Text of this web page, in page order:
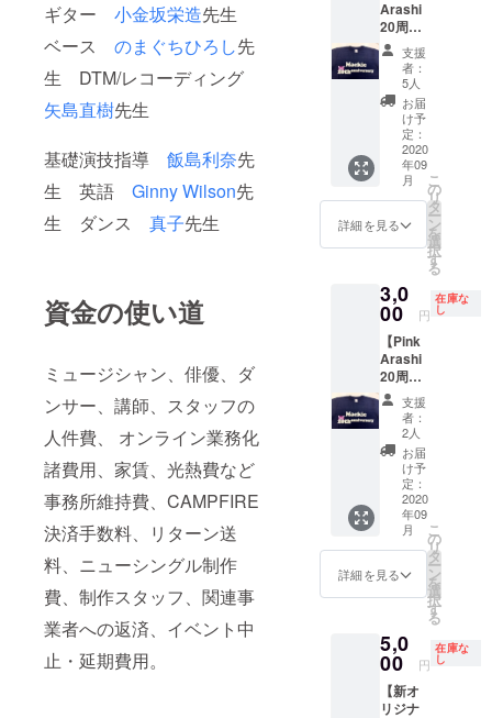
ギター 小金坂栄造先生
ベース のまぐちひろし先
生 DTM/レコーディング
矢島直樹先生
基礎演技指導 飯島利奈先
生 英語 Ginny Wilson先
生 ダンス 真子先生
資金の使い道
ミュージシャン、俳優、ダ
ンサー、講師、スタッフの
人件費、 オンライン業務化
諸費用、家賃、光熱費など
事務所維持費、CAMPFIRE
決済手数料、リターン送
料、ニューシングル制作
費、制作スタッフ、関連事
業者への返済、イベント中
止・延期費用。
込み可
能！
（料金
プラン
内） ※
都内は
もちろ
ん全国
どこで
も可能
です ※
都内以
外は交
ります
マン
ス、更
にリク
エスト
など
様々な
ニーズ
にお応
えする
ネオト
ラディ
ショナ
ルシン
BAND
編成で
SHOW
を
CAMPF
IREスペ
シャル
プライ
スにて
ご提
案！ ※
都内は
もちろ
ん全国
どこで
も可能
通費別
途ご負
担とな
ります
Arashi
20周年
記念オ
リジナ
ルＴ
シャツ
プラ
ン】 ●
半袖 ●
サイ
ズ：Ｓ
●カ
ラー：
ネイ
ストー
ン付き
支援
者：
5人
お届
け予
定：
2020
年09
月
詳細を見る
こ
の
リ
タ
ー
ン
を
選
択
す
る
3,0
00 円
在庫な
し
【Pink
Arashi
20周年
記念オ
リジナ
ルＴ
シャツ
プラ
ン】 ●
半袖 ●
サイ
ズ：Ｘ
Ｌ ●カ
ラー：
ネイ
ストー
ン付き
支援
者：
2人
お届
け予
定：
2020
年09
月
詳細を見る
こ
の
リ
タ
ー
ン
を
選
択
す
る
5,0
00 円
在庫な
し
【新オ
リジナ